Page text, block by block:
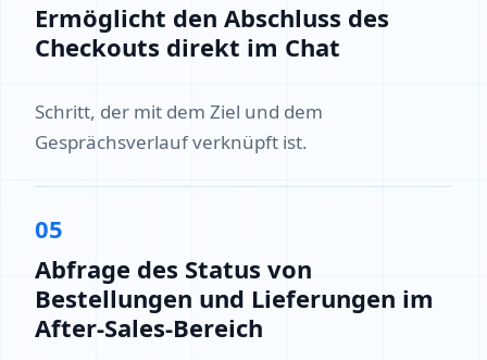
Ermöglicht den Abschluss des
Checkouts direkt im Chat
Schritt, der mit dem Ziel und dem
Gesprächsverlauf verknüpft ist.
05
Abfrage des Status von
Bestellungen und Lieferungen im
After-Sales-Bereich